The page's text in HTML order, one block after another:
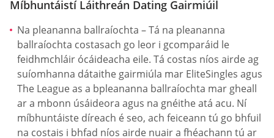
Míbhuntáistí Láithreán Dating Gairmiúil
Na pleananna ballraíochta – Tá na pleananna
ballraíochta costasach go leor i gcomparáid le
feidhmchláir ócáideacha eile. Tá costas níos airde ag
suíomhanna dátaithe gairmiúla mar EliteSingles agus
The League as a bpleananna ballraíochta mar gheall
ar a mbonn úsáideora agus na gnéithe atá acu. Ní
míbhuntáiste díreach é seo, ach feiceann tú go bhfuil
na costais i bhfad níos airde nuair a fhéachann tú ar